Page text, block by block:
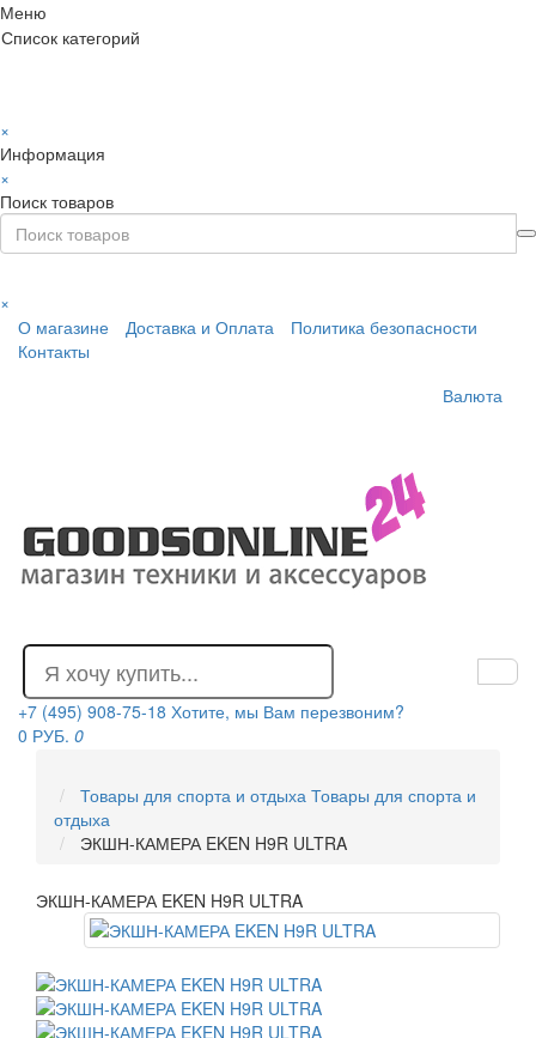
Меню
Список категорий
×
Информация
×
Поиск товаров
×
О магазине
Доставка и Оплата
Политика безопасности
Контакты
Валюта
+7 (495) 908-75-18 Хотите, мы Вам перезвоним?
0 РУБ. 0
Товары для спорта и отдыха Товары для спорта и
отдыха
ЭКШН-КАМЕРА EKEN H9R ULTRA
ЭКШН-КАМЕРА EKEN H9R ULTRA